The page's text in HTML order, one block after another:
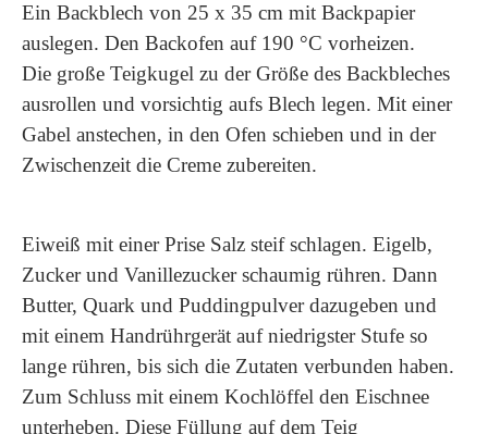
Ein Backblech von 25 x 35 cm mit Backpapier
auslegen. Den Backofen auf 190 °C vorheizen.
Die große Teigkugel zu der Größe des Backbleches
ausrollen und vorsichtig aufs Blech legen. Mit einer
Gabel anstechen, in den Ofen schieben und in der
Zwischenzeit die Creme zubereiten.
Eiweiß mit einer Prise Salz steif schlagen. Eigelb,
Zucker und Vanillezucker schaumig rühren. Dann
Butter, Quark und Puddingpulver dazugeben und
mit einem Handrührgerät auf niedrigster Stufe so
lange rühren, bis sich die Zutaten verbunden haben.
Zum Schluss mit einem Kochlöffel den Eischnee
unterheben. Diese Füllung auf dem Teig